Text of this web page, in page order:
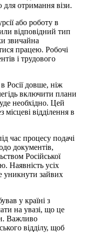
отримання візи.
або роботу в
відповідний тип
звичайна
працею. Робочі
і трудового
Росії довше, ніж
включити плани
необхідно. Цей
місцеві відділення в
час процесу подачі
документів,
Російської
Наявність усіх
уникнути зайвих
у країні з
на увазі, що це
Важливо
відділу, щоб